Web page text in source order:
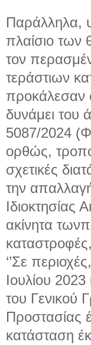
Παράλληλα,
πλαίσιο των
τον
τεράστιων
προκάλεσαν
δυνάμει του
5087/2024
ορθώς,
σχετικές
την
Ιδιοκτησίας
ακίνητα
‘’Σε
Ιουλίου
του Γενικού
Προστασίας
κατάσταση